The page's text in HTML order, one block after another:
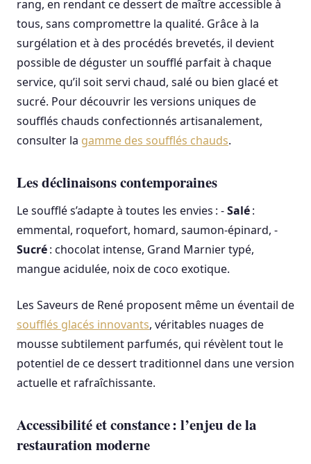
rang, en rendant ce dessert de maître accessible à
tous, sans compromettre la qualité. Grâce à la
surgélation et à des procédés brevetés, il devient
possible de déguster un soufflé parfait à chaque
service, qu’il soit servi chaud, salé ou bien glacé et
sucré. Pour découvrir les versions uniques de
soufflés chauds confectionnés artisanalement,
consulter la gamme des soufflés chauds.
Les déclinaisons contemporaines
Le soufflé s’adapte à toutes les envies : -Salé:
emmental, roquefort, homard, saumon-épinard, -
Sucré: chocolat intense, Grand Marnier typé,
mangue acidulée, noix de coco exotique.
Les Saveurs de René proposent même un éventail de
soufflés glacés innovants, véritables nuages de
mousse subtilement parfumés, qui révèlent tout le
potentiel de ce dessert traditionnel dans une version
actuelle et rafraîchissante.
Accessibilité et constance : l’enjeu de la
restauration moderne